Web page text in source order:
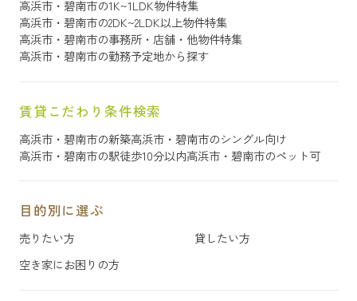
高浜市・碧南市の1K~1LDK物件特集
高浜市・碧南市の2DK~2LDK以上物件特集
高浜市・碧南市の事務所・店舗・他物件特集
高浜市・碧南市の勤務予定地から探す
賃貸こだわり条件検索
高浜市・碧南市の新築高浜市・碧南市のシングル向け
高浜市・碧南市の駅徒歩10分以内高浜市・碧南市のペット可
目的別に選ぶ
売りたい方
貸したい方
空き家にお困りの方